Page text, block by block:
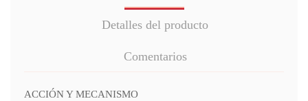
Detalles del producto
Comentarios
ACCIÓN Y MECANISMO